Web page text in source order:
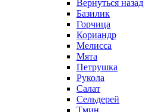
Вернуться назад
Базилик
Горчица
Кориандр
Мелисса
Мята
Петрушка
Рукола
Салат
Сельдерей
Тмин